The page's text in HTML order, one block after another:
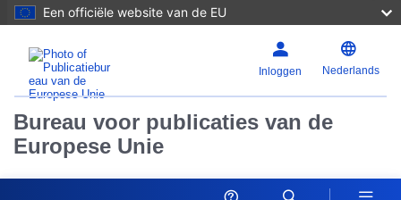
Een officiële website van de EU
Inloggen Nederlands
Bureau voor publicaties van de
Europese Unie